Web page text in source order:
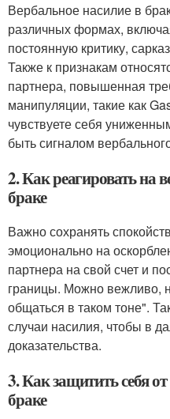
Вербальное насилие в
различных формах,
постоянную критику,
Также к признакам
партнера, повышенная
манипуляции, такие как
чувствуете себя
быть сигналом
2. Как реагировать на
браке
Важно сохранять
эмоционально на
партнера на свой счет и
границы. Можно вежливо,
общаться в таком тоне".
случаи насилия, чтобы в
доказательства.
3. Как защитить себя
браке